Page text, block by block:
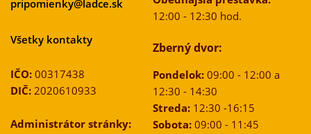
pripomienky@ladce.sk
Všetky kontakty
IČO: 00317438
DIČ: 2020610933
Administrátor stránky:
12:00 - 12:30 hod.
Zberný dvor:
Pondelok:09:00 - 12:00 a
12:30 - 14:30
Streda:12:30 -16:15
Sobota:09:00 - 11:45